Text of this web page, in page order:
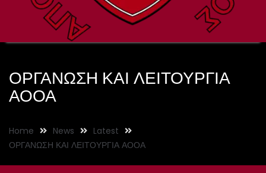
ΟΡΓΑΝΩΣΗ ΚΑΙ ΛΕΙΤΟΥΡΓΙΑ
ΑΟΟΑ
Home News
Latest
ΟΡΓΑΝΩΣΗ ΚΑΙ ΛΕΙΤΟΥΡΓΙΑ ΑΟΟΑ